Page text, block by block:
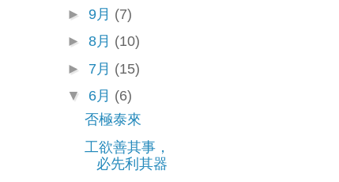
► 9月 (7)
► 8月 (10)
► 7月 (15)
▼ 6月 (6)
否極泰來
工欲善其事，
必先利其器